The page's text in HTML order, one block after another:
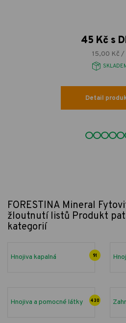
45 Kč s
15,00 Kč /
Detail
FORESTINA Mineral
žloutnutí listů Produkt
kategorií
Hnojiva kapalná 91
Hnojiva a pomocné látky 430